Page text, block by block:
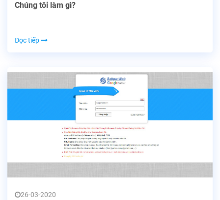
Chúng tôi làm gì?
Đọc tiếp
26-03-2020